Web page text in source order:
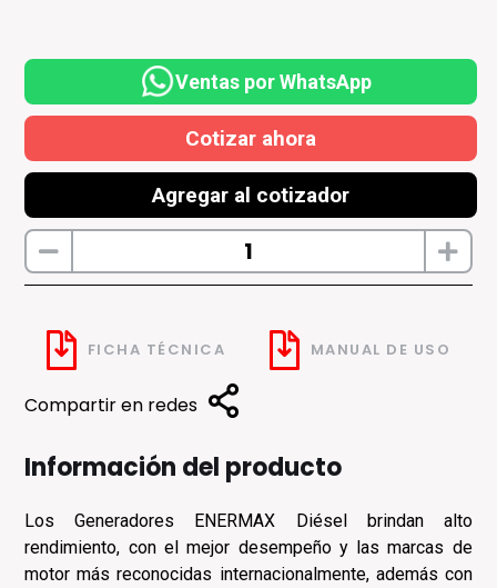
Ventas por WhatsApp
Cotizar ahora
Agregar al cotizador
FICHA TÉCNICA MANUAL DE USO
Compartir en redes
Información del producto
Los Generadores ENERMAX Diésel brindan alto
rendimiento, con el mejor desempeño y las marcas de
motor más reconocidas internacionalmente, además con